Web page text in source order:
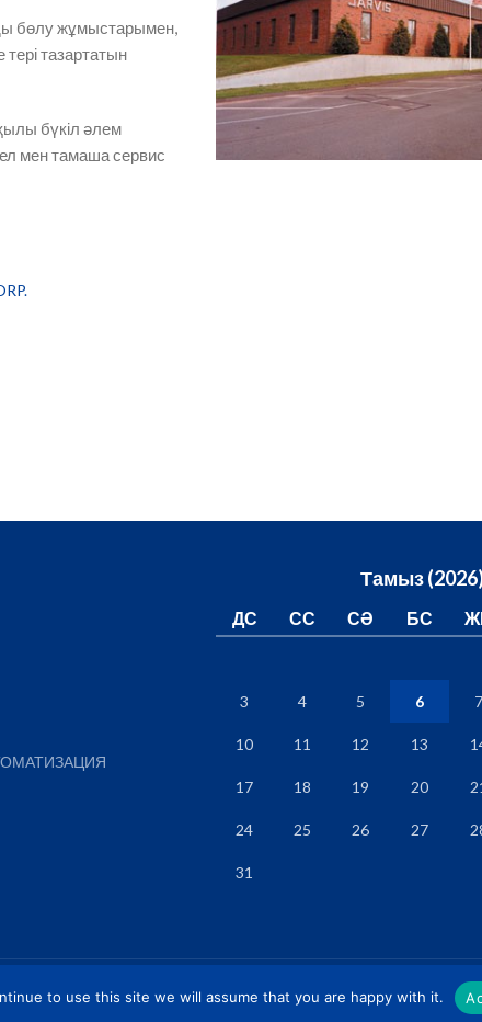
бөлу жұмыстарымен,
тазартатын
бүкіл әлем
мен тамаша сервис
Тамыз
ДС СС СӘ БС
3 4 5 6 7
10 11 12 13
17 18 19 20
24 25 26 27
31
PRIVACY POLICY
to use this site we will assume that you are happy with it.